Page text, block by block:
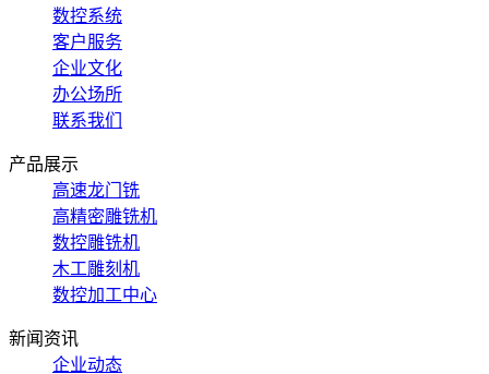
数控系统
客户服务
企业文化
办公场所
联系我们
产品展示
高速龙门铣
高精密雕铣机
数控雕铣机
木工雕刻机
数控加工中心
新闻资讯
企业动态